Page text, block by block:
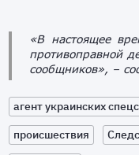
«В настоящее
противоправной
сообщников», –
агент украинских
происшествия